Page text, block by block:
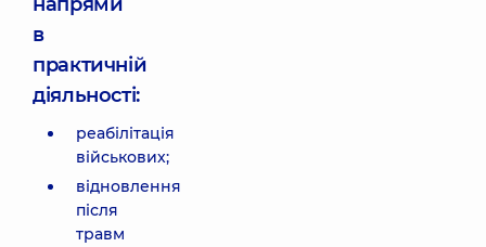
в
практичній
діяльності:
реабілітація
військових;
відновлення
після
травм